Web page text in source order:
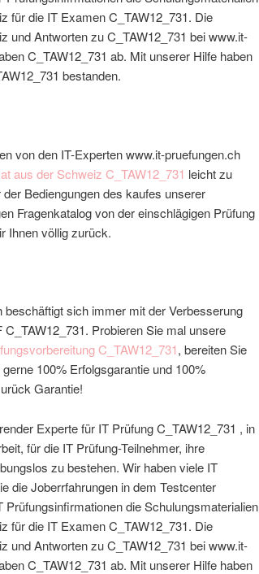
für die IT Examen C_TAW12_731. Die
und Antworten zu C_TAW12_731 bei www.it-
C_TAW12_731 ab. Mit unserer Hilfe haben
bestanden.
von den IT-Experten www.it-pruefungen.ch
aus der Schweiz C_TAW12_731 leicht zu
Bediengungen des kaufes unserer
Fragenkatalog von der einschlägigen Prüfung
Ihnen völlig zurück.
sich immer mit der Verbesserung
Probieren Sie mal unsere
C_TAW12_731, bereiten Sie
100% Erfolgsgarantie und 100%
Garantie!
Experte für IT Prüfung C_TAW12_731 , in
für die IT Prüfung-Teilnehmer, ihre
zu bestehen. Wir haben viele IT
die Joberrfahrungen in dem Testcenter
die Schulungsmaterialien
für die IT Examen C_TAW12_731. Die
und Antworten zu C_TAW12_731 bei www.it-
C_TAW12_731 ab. Mit unserer Hilfe haben